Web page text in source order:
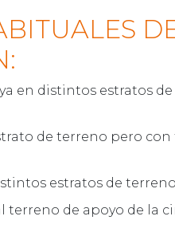
en distintos estratos
de terreno pero
estratos de
terreno de apoyo de la